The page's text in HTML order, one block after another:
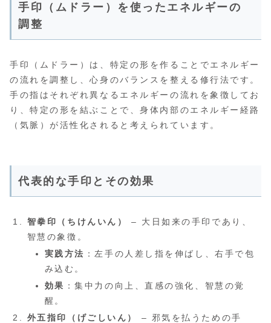
手印（ムドラー）を使ったエネルギーの
調整
手印（ムドラー）は、特定の形を作ることでエネルギー
の流れを調整し、心身のバランスを整える修行法です。
手の指はそれぞれ異なるエネルギーの流れを象徴してお
り、特定の形を結ぶことで、身体内部のエネルギー経路
（気脈）が活性化されると考えられています。
代表的な手印とその効果
智拳印（ちけんいん）
– 大日如来の手印であり、
智慧の象徴。
実践方法 ：左手の人差し指を伸ばし、右手で包
み込む。
効果 ：集中力の向上、直感の強化、智慧の覚
醒。
外五指印（げごしいん）
– 邪気を払うための手